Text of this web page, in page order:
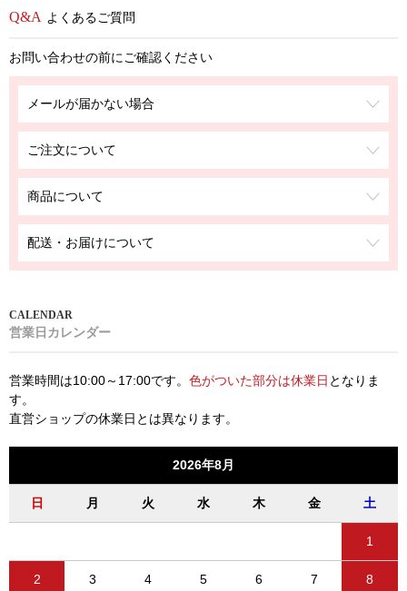
よくあるご質問
お問い合わせの前にご確認ください
メールが届かない場合
ご注文について
商品について
配送・お届けについて
営業日カレンダー
営業時間は10:00～17:00です。 色がついた部分は休業日 となりま
す。
直営ショップの休業日とは異なります。
2026年8月
日 月 火 水 木 金 土
1
2 3 4 5 6 7 8